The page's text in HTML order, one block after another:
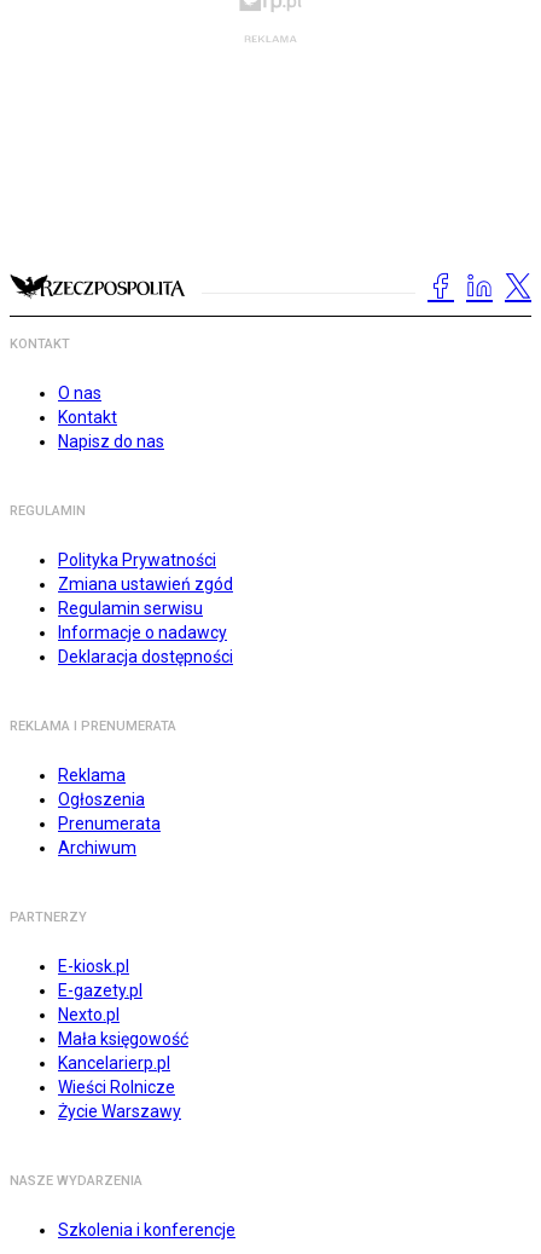
KONTAKT
O nas
Kontakt
Napisz do nas
REGULAMIN
Polityka Prywatności
Zmiana ustawień zgód
Regulamin serwisu
Informacje o nadawcy
Deklaracja dostępności
REKLAMA I PRENUMERATA
Reklama
Ogłoszenia
Prenumerata
Archiwum
PARTNERZY
E-kiosk.pl
E-gazety.pl
Nexto.pl
Mała księgowość
Kancelarierp.pl
Wieści Rolnicze
Życie Warszawy
NASZE WYDARZENIA
Szkolenia i konferencje